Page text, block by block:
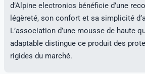
d’Alpine electronics bénéficie d’une
légèreté, son confort et sa simplicité
L’association d’une mousse de haute
adaptable distingue ce produit des
rigides du marché.